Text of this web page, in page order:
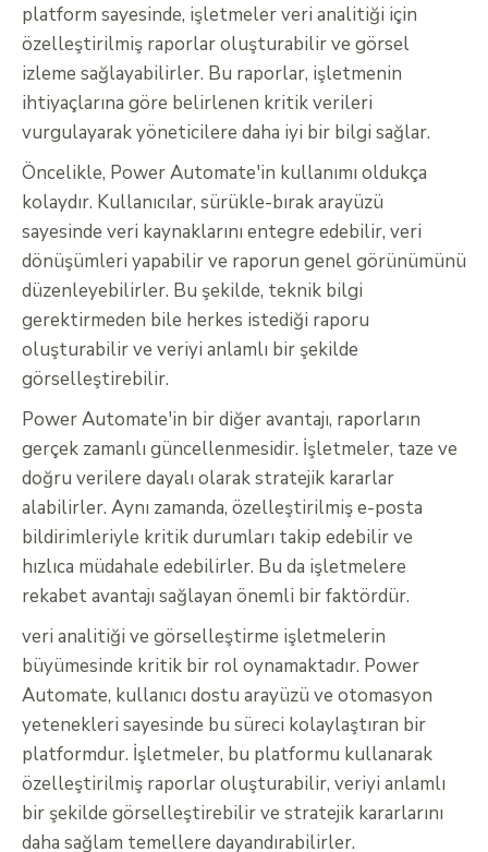
platform sayesinde, işletmeler veri analitiği için
özelleştirilmiş raporlar oluşturabilir ve görsel
izleme sağlayabilirler. Bu raporlar, işletmenin
ihtiyaçlarına göre belirlenen kritik verileri
vurgulayarak yöneticilere daha iyi bir bilgi sağlar.
Öncelikle, Power Automate'in kullanımı oldukça
kolaydır. Kullanıcılar, sürükle-bırak arayüzü
sayesinde veri kaynaklarını entegre edebilir, veri
dönüşümleri yapabilir ve raporun genel görünümünü
düzenleyebilirler. Bu şekilde, teknik bilgi
gerektirmeden bile herkes istediği raporu
oluşturabilir ve veriyi anlamlı bir şekilde
görselleştirebilir.
Power Automate'in bir diğer avantajı, raporların
gerçek zamanlı güncellenmesidir. İşletmeler, taze ve
doğru verilere dayalı olarak stratejik kararlar
alabilirler. Aynı zamanda, özelleştirilmiş e-posta
bildirimleriyle kritik durumları takip edebilir ve
hızlıca müdahale edebilirler. Bu da işletmelere
rekabet avantajı sağlayan önemli bir faktördür.
veri analitiği ve görselleştirme işletmelerin
büyümesinde kritik bir rol oynamaktadır. Power
Automate, kullanıcı dostu arayüzü ve otomasyon
yetenekleri sayesinde bu süreci kolaylaştıran bir
platformdur. İşletmeler, bu platformu kullanarak
özelleştirilmiş raporlar oluşturabilir, veriyi anlamlı
bir şekilde görselleştirebilir ve stratejik kararlarını
daha sağlam temellere dayandırabilirler.